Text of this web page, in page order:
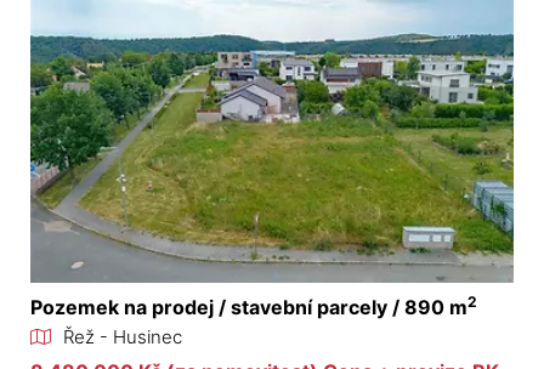
Pozemek na prodej / stavební parcely / 890 m2
Řež - Husinec